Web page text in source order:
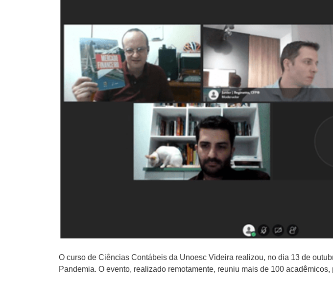
O curso de Ciências Contábeis da Unoesc Videira realizou, no dia 13 de
Pandemia. O evento, realizado remotamente, reuniu mais de 100